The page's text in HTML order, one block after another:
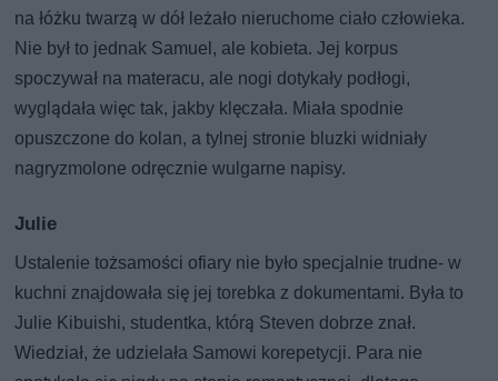
na łóżku twarzą w dół leżało nieruchome ciało człowieka.
Nie był to jednak Samuel, ale kobieta. Jej korpus
spoczywał na materacu, ale nogi dotykały podłogi,
wyglądała więc tak, jakby klęczała. Miała spodnie
opuszczone do kolan, a tylnej stronie bluzki widniały
nagryzmolone odręcznie wulgarne napisy.
Julie
Ustalenie tożsamości ofiary nie było specjalnie trudne- w
kuchni znajdowała się jej torebka z dokumentami. Była to
Julie Kibuishi, studentka, którą Steven dobrze znał.
Wiedział, że udzielała Samowi korepetycji. Para nie